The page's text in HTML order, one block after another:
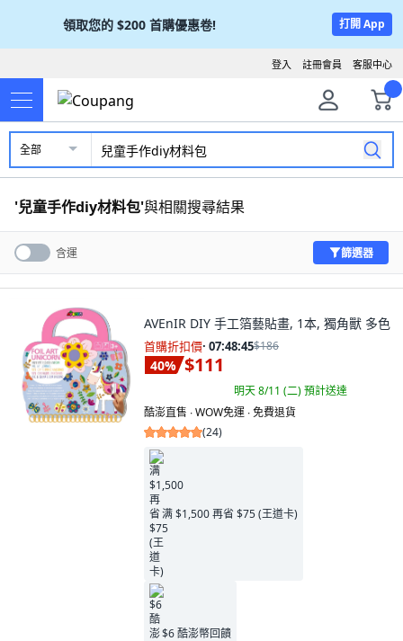
領取您的 $200 首購優惠卷! 打開 App
客服中心
註冊會員
登入
全部
'兒童手作diy材料包'與相關搜尋結果
含運 篩選器
AVEnIR DIY 手工箔藝貼畫, 1本, 獨角獸 多色
首購折扣價· 07:48:44$186
40% $111
明天 8/11 (二)預計送達
酷澎直售 ∙ WOW免運 ∙ 免費退貨
(24)
满 $1,500 再省 $75 (王道卡)
$6 酷澎幣回饋